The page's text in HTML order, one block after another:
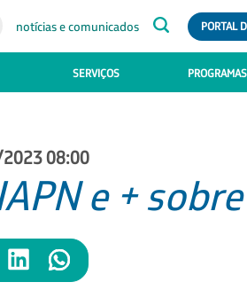
notícias e comunicados PORTAL
SERVIÇOS
08:00
e +